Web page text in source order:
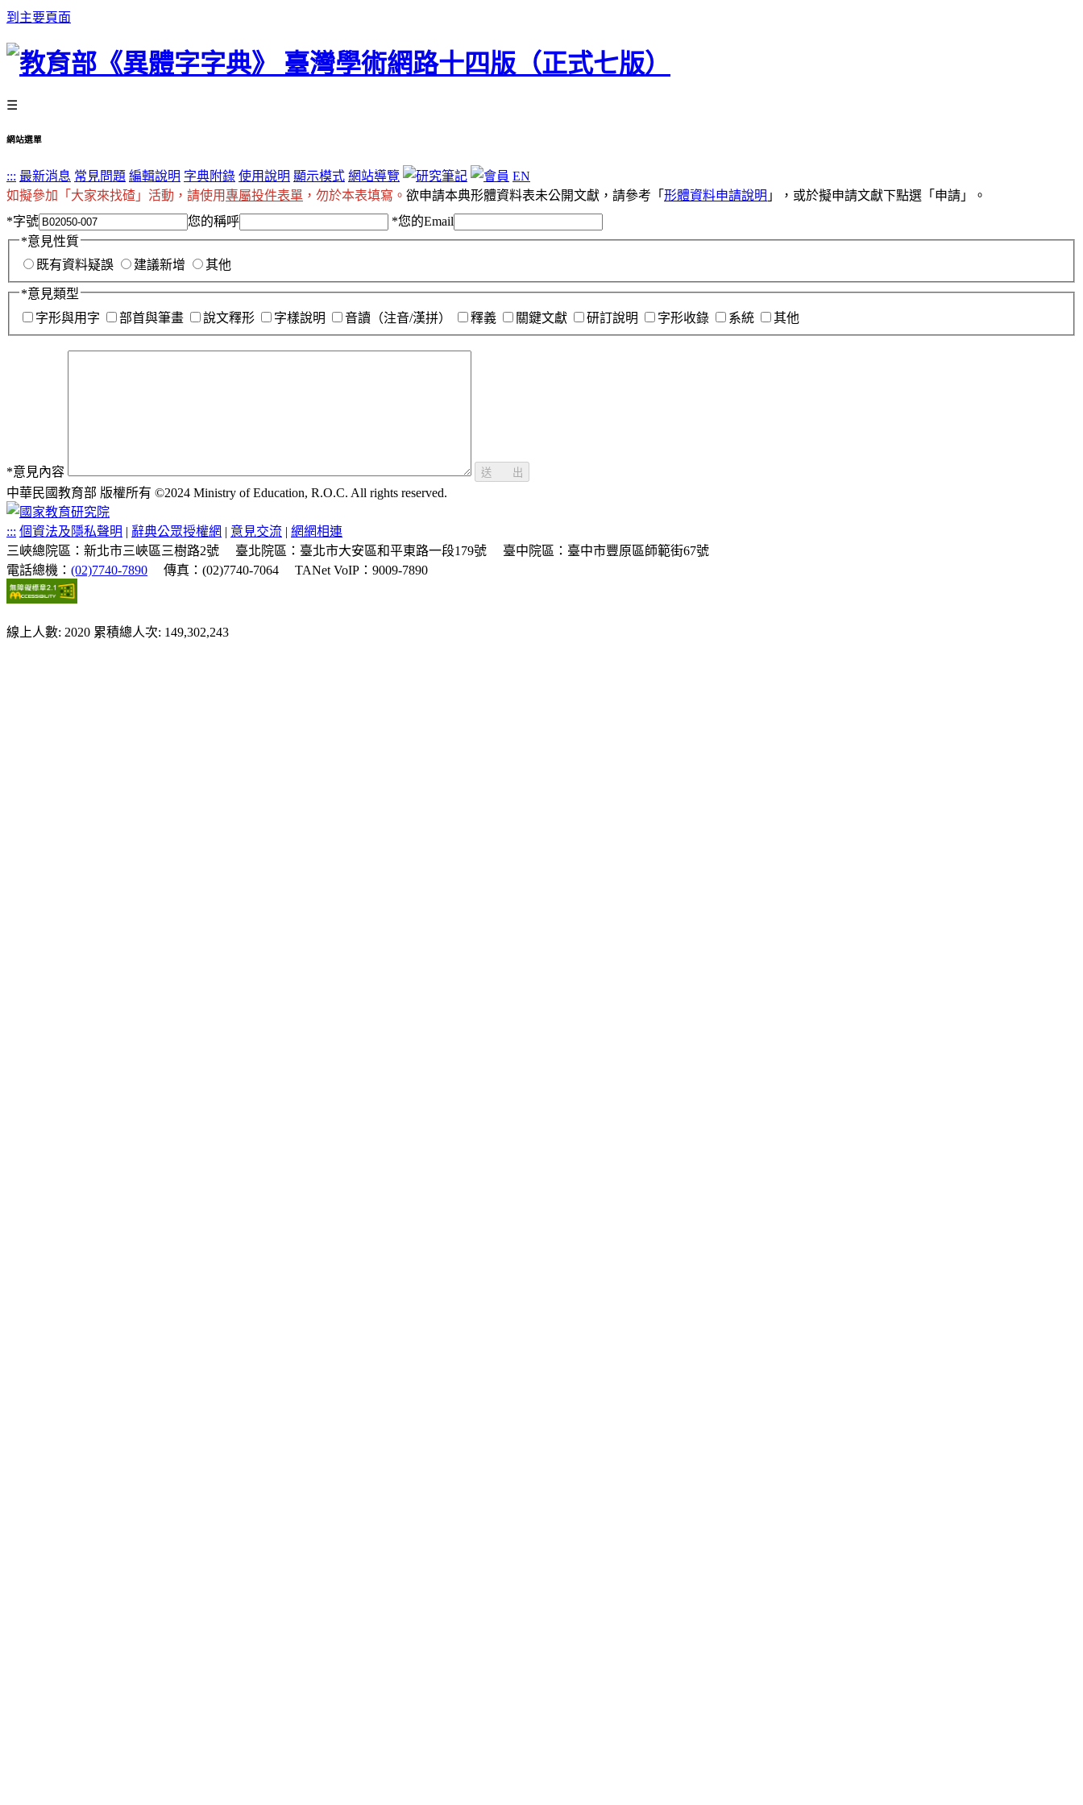
到主要頁面
☰
網站選單
::: 最新消息 常見問題 編輯說明 字典附錄 使用說明 顯示模式 網站導覽
EN
如擬參加「大家來找碴」活動，請使用專屬投件表單 ，勿於本表填寫。 欲申請本典形體資料表未公開文獻，請參考「 形體資料申請說明 」，或於擬申請文獻下點選「申請」。
*字號 您的稱呼 *您的Email
*意見性質
既有資料疑誤
建議新增 其他
*意見類型
字形與用字
部首與筆畫 說文釋形 字樣說明 音讀（注音/漢拼） 釋義 關鍵文獻 研訂說明 字形收錄 系統 其他
*意見內容 送 出
中華民國教育部 版權所有 ©2024 Ministry of Education, R.O.C. All rights reserved.
::: 個資法及隱私聲明 | 辭典公眾授權網 | 意見交流 | 網網相連
三峽總院區：新北市三峽區三樹路2號
臺北院區：臺北市大安區和平東路一段179號
臺中院區：臺中市豐原區師範街67號
電話總機： (02)7740-7890 傳真：(02)7740-7064 TANet VoIP：9009-7890
線上人數: 2020 累積總人次: 149,302,243